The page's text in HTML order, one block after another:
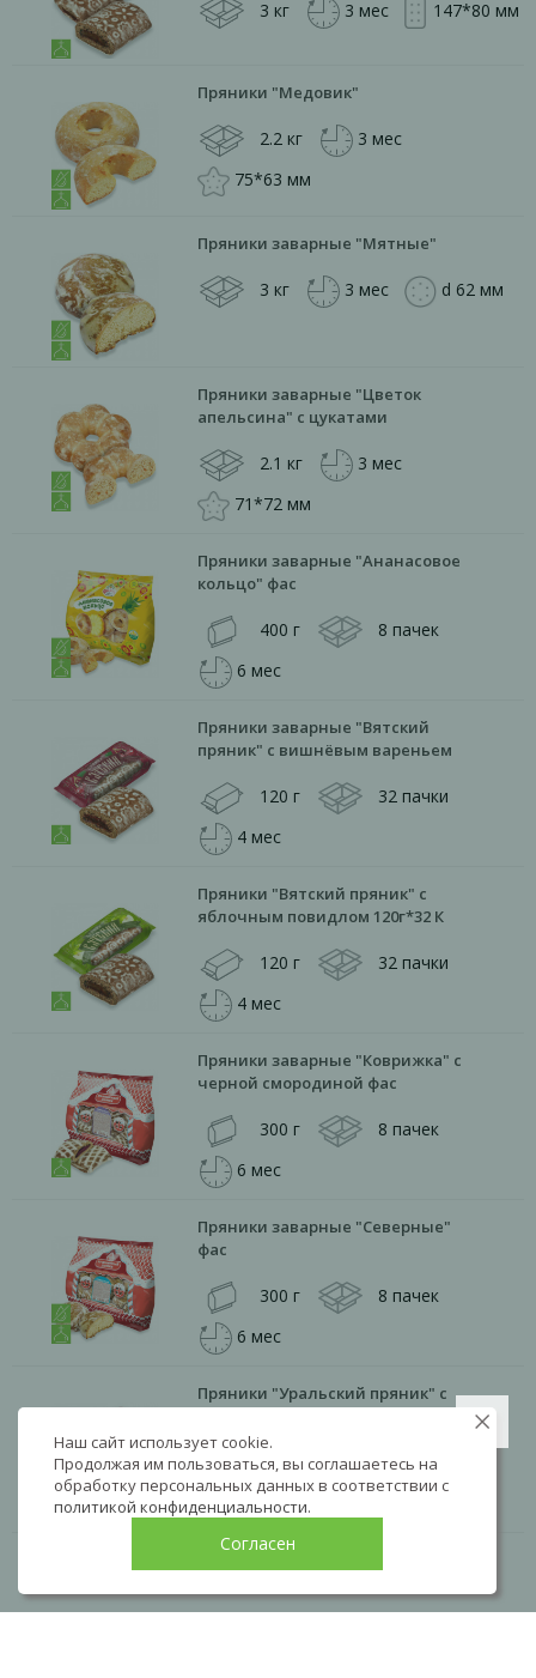
3 кг 3 мес 147*80 мм
Пряники "Медовик"
2.2 кг
3 мес
75*63 мм
Пряники заварные "Мятные"
3 кг 3 мес d 62 мм
Пряники заварные "Цветок
апельсина" с цукатами
2.1 кг
3 мес
71*72 мм
Пряники заварные "Ананасовое
кольцо" фас
400 г
8 пачек
6 мес
Пряники заварные "Вятский
пряник" с вишнёвым вареньем
120 г
32 пачки
4 мес
Пряники "Вятский пряник" с
яблочным повидлом 120г*32 К
120 г
32 пачки
4 мес
Пряники заварные "Коврижка" с
черной смородиной фас
300 г
8 пачек
6 мес
Пряники заварные "Северные"
фас
300 г
8 пачек
6 мес
Пряники "Уральский пряник" с
120 г
32 пачки
4 мес
Наш сайт использует cookie.
Продолжая им пользоваться, вы соглашаетесь на
обработку персональных данных в соответствии с
политикой конфиденциальности.
Согласен